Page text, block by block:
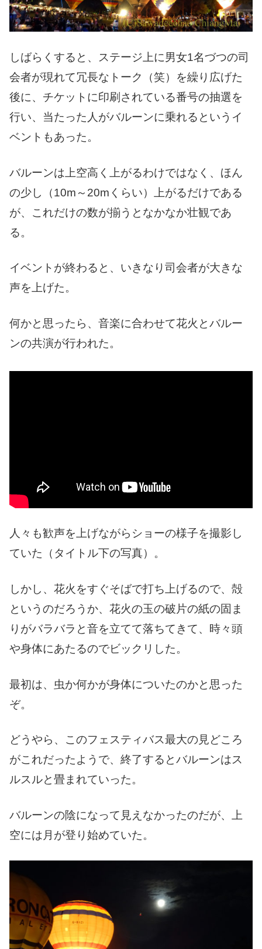
しばらくすると、ステージ上に男女1名づつの司
会者が現れて冗長なトーク（笑）を繰り広げた
後に、チケットに印刷されている番号の抽選を
行い、当たった人がバルーンに乗れるというイ
ベントもあった。
バルーンは上空高く上がるわけではなく、ほん
の少し（10m～20mくらい）上がるだけである
が、これだけの数が揃うとなかなか壮観であ
る。
イベントが終わると、いきなり司会者が大きな
声を上げた。
何かと思ったら、音楽に合わせて花火とバルー
ンの共演が行われた。
人々も歓声を上げながらショーの様子を撮影し
ていた（タイトル下の写真）。
しかし、花火をすぐそばで打ち上げるので、殻
というのだろうか、花火の玉の破片の紙の固ま
りがバラバラと音を立てて落ちてきて、時々頭
や身体にあたるのでビックリした。
最初は、虫か何かが身体についたのかと思った
ぞ。
どうやら、このフェスティバス最大の見どころ
がこれだったようで、終了するとバルーンはス
ルスルと畳まれていった。
バルーンの陰になって見えなかったのだが、上
空には月が登り始めていた。